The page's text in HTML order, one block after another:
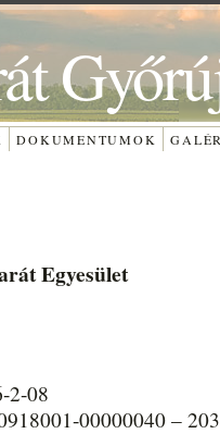
DOKUMENTUMOK
Egyesület
2-08
00000040 –